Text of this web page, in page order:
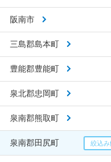
阪南市
三島郡島本町
豊能郡豊能町
泉北郡忠岡町
泉南郡熊取町
泉南郡田尻町